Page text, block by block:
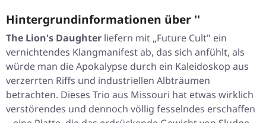
Hintergrundinformationen über ''
The Lion's Daughter liefern mit „Future Cult" ein
vernichtendes Klangmanifest ab, das sich anfühlt, als
würde man die Apokalypse durch ein Kaleidoskop aus
verzerrten Riffs und industriellen Albträumen
betrachten. Dieses Trio aus Missouri hat etwas wirklich
verstörendes und dennoch völlig fesselndes erschaffen